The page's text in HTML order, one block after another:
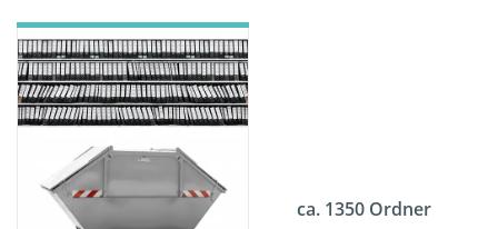
ca. 1350 Ordner